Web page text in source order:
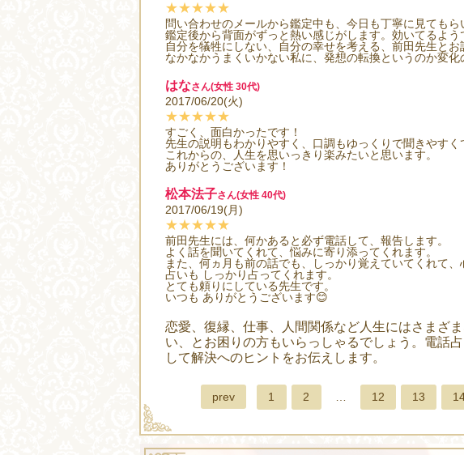
★★★★★
問い合わせのメールから鑑定中も、今日も丁寧に見てもら
鑑定後から背面がずっと熱い感じがします。効いてるよう
自分を犠牲にしない、自分の幸せを考える、前田先生と
なかなかうまくいかない私に、発想の転換というのか変
はなさん(女性 30代)
2017/06/20(火)
★★★★★
すごく、面白かったです！
先生の説明もわかりやすく、口調もゆっくりで聞きやすく
これからの、人生を思いっきり楽みたいと思います。
ありがとうございます！
松本法子さん(女性 40代)
2017/06/19(月)
★★★★★
前田先生には、何かあると必ず電話して、報告します。
よく話を聞いてくれて、悩みに寄り添ってくれます。
また、何ヵ月も前の話でも、しっかり覚えていてくれて
占いも しっかり占ってくれます。
とても頼りにしている先生です。
いつも ありがとうございます😊
恋愛、復縁、仕事、人間関係など人生にはさまざ
い、とお困りの方もいらっしゃるでしょう。電話
して解決へのヒントをお伝えします。
prev 1 2 … 12 13